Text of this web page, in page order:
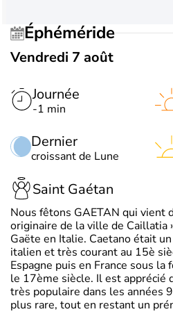
Éphéméride
Vendredi 7 août
Journée
-1 min
Dernier
croissant de Lune
Saint Gaétan
Nous fêtons GAETAN qui vient
originaire de la ville de Caillatia
Gaëte en Italie. Caetano était
italien et très courant au 15è
Espagne puis en France sous la
le 17ème siècle. Il est apprécié
très populaire dans les années
plus rare, tout en restant un